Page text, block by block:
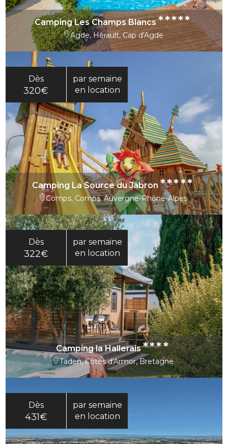
Camping Les Champs Blancs*****
Agde, Hérault, Cap d'Agde
Dès
320€
par semaine
en location
Camping La Source du Jabron *****
Comps, Comps, Auvergne-Rhône-Alpes
Dès
322€
par semaine
en location
Camping la Hallerais****
Taden, Côtes d'Armor, Bretagne
Dès
431€
par semaine
en location